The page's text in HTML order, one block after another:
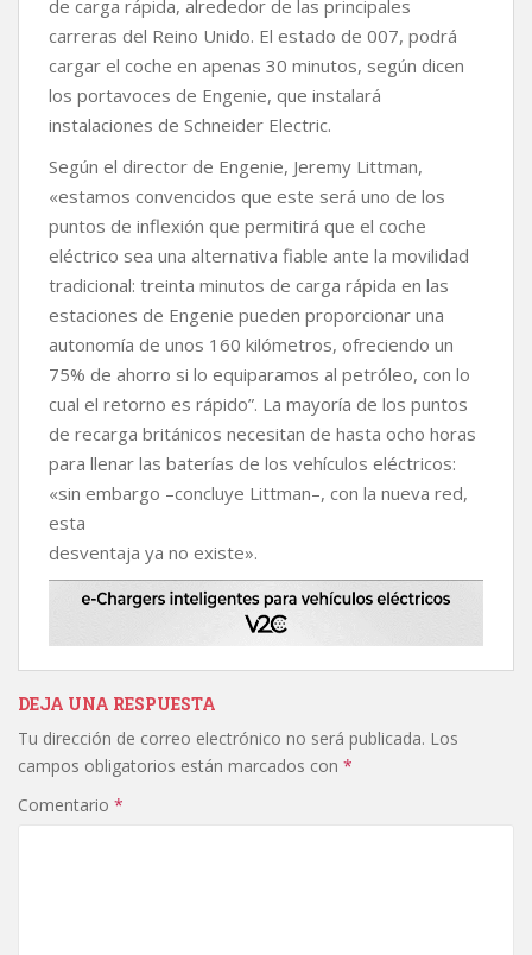
de carga rápida, alrededor de las principales
carreras del Reino Unido. El estado de 007, podrá
cargar el coche en apenas 30 minutos, según dicen
los portavoces de Engenie, que instalará
instalaciones de Schneider Electric.
Según el director de Engenie, Jeremy Littman,
«estamos convencidos que este será uno de los
puntos de inflexión que permitirá que el coche
eléctrico sea una alternativa fiable ante la movilidad
tradicional: treinta minutos de carga rápida en las
estaciones de Engenie pueden proporcionar una
autonomía de unos 160 kilómetros, ofreciendo un
75% de ahorro si lo equiparamos al petróleo, con lo
cual el retorno es rápido”. La mayoría de los puntos
de recarga británicos necesitan de hasta ocho horas
para llenar las baterías de los vehículos eléctricos:
«sin embargo –concluye Littman–, con la nueva red,
esta
desventaja ya no existe».
DEJA UNA RESPUESTA
Tu dirección de correo electrónico no será publicada. Los
campos obligatorios están marcados con *
Comentario *